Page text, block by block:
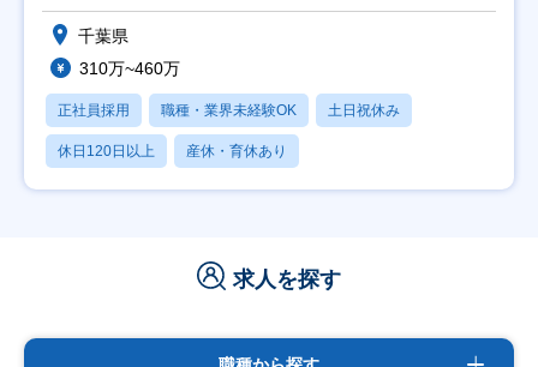
千葉県
310万~460万
正社員採用 職種・業界未経験OK 土日祝休み
休日120日以上 産休・育休あり
求人を探す